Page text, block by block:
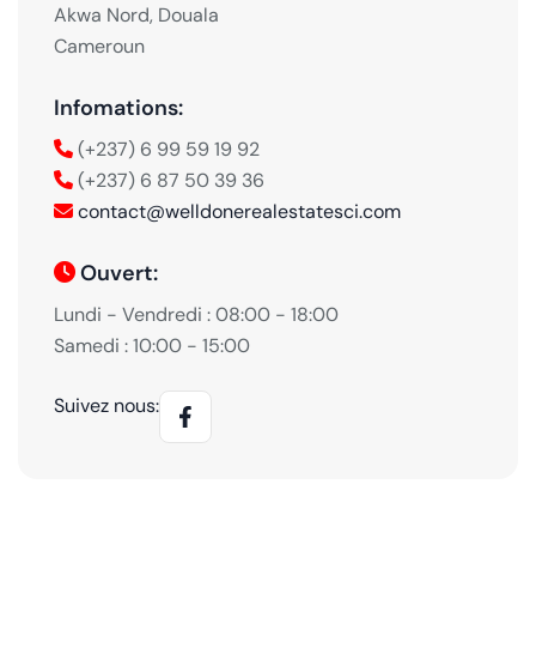
Akwa Nord, Douala
Cameroun
Infomations:
(+237) 6 99 59 19 92
(+237) 6 87 50 39 36
contact@welldonerealestatesci.com
Ouvert:
Lundi - Vendredi : 08:00 - 18:00
Samedi : 10:00 - 15:00
Suivez nous: